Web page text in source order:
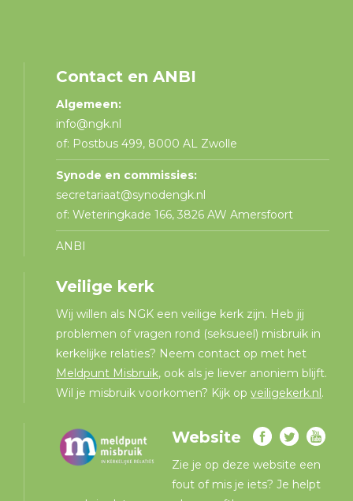
Contact en ANBI
Algemeen:
info@ngk.nl
of: Postbus 499, 8000 AL Zwolle
Synode en commissies:
secretariaat@synodengk.nl
of: Weteringkade 166, 3826 AW Amersfoort
ANBI
Veilige kerk
Wij willen als NGK een veilige kerk zijn. Heb jij
problemen of vragen rond (seksueel) misbruik in
kerkelijke relaties? Neem contact op met het
Meldpunt Misbruik, ook als je liever anoniem blijft.
Wil je misbruik voorkomen? Kijk opveiligekerk.nl.
Website
Zie je op deze website een
fout of mis je iets? Je helpt